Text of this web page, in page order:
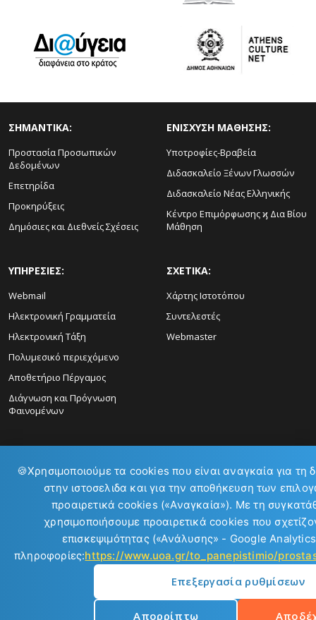
ΣΗΜΑΝΤΙΚΑ:
Προστασία Προσωπικών
Δεδομένων
Επετηρίδα
Προκηρύξεις
Δημόσιες και Διεθνείς Σχέσεις
ΕΝΙΣΧΥΣΗ ΜΑΘΗΣΗΣ:
Υποτροφίες-Βραβεία
Διδασκαλείο Ξένων Γλωσσών
Διδασκαλείο Νέας Ελληνικής
Κέντρο Επιμόρφωσης ϗ Δια Βίου
Μάθηση
ΥΠΗΡΕΣΙΕΣ:
Webmail
Ηλεκτρονική Γραμματεία
Ηλεκτρονική Τάξη
Πολυμεσικό περιεχόμενο
Αποθετήριο Πέργαμος
Διάγνωση και Πρόγνωση
Φαινομένων
ΣΧΕΤΙΚΑ:
Χάρτης Ιστοτόπου
Συντελεστές
Webmaster
ΕΠΙΚΟΙΝΩΝΙΑ:
Copyright © 2026
Εθνικό και Καποδιστριακό Πανεπιστήμιο Αθηνών
🍪Χρησιμοποιούμε τα cookies που είναι αναγκαία για τη
στην ιστοσελιδα και για την αποθήκευση των
προαιρετικά cookies («Αναγκαία»). Με τη
χρησιμοποιήσουμε προαιρετικά cookies που
επισκεψιμότητας («Ανάλυσης» - Google
πληροφορίες:https://www.uoa.gr/to_panepistimio/
Επεξεργασία ρυθμίσεων
Απορρίπτω